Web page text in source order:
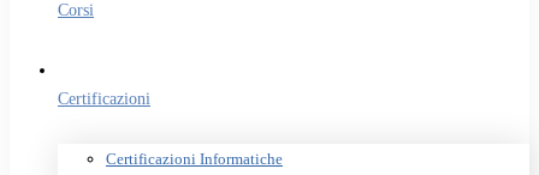
Corsi
Certificazioni
Certificazioni Informatiche